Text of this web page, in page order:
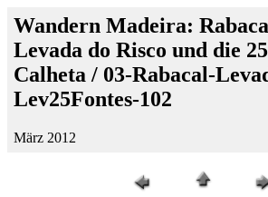
Wandern Madeira:
Levada do Risco und die
Calheta / 03-Rabacal-
Lev25Fontes-102
März 2012